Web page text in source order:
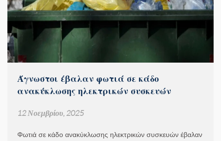
Άγνωστοι έβαλαν φωτιά σε κάδο
ανακύκλωσης ηλεκτρικών συσκευών
12 Νοεμβρίου, 2025
Φωτιά σε κάδο ανακύκλωσης ηλεκτρικών συσκευών έβαλαν